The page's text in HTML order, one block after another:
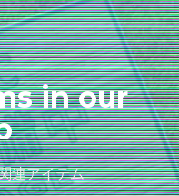
in our
連アイテム